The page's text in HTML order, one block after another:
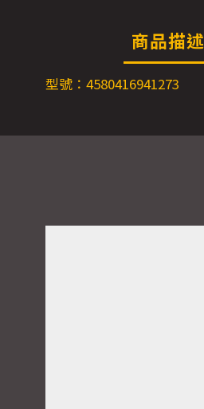
商品描述
型號：4580416941273